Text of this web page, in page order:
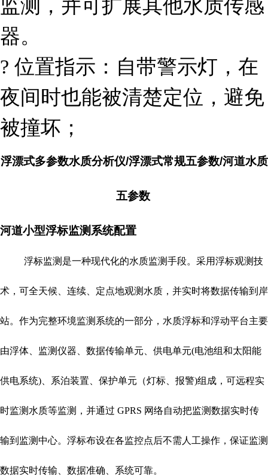
监测，并可扩展其他水质传感
器。
? 位置指示：自带警示灯，在
夜间时也能被清楚定位，避免
被撞坏；
浮漂式多参数水质分析仪/浮漂式常规五参数/河道水质
五参数
河道小型浮标监测系统配置
浮标监测是一种现代化的水质监测手段。采用浮标观测技
术，可全天候、连续、定点地观测水质，并实时将数据传输到岸
站。作为完整环境监测系统的一部分，水质浮标和浮动平台主要
由浮体、监测仪器、数据传输单元、供电单元(电池组和太阳能
供电系统) 、系泊装置、保护单元（灯标、报警)组成，可远程实
时监测水质等监测，并通过 GPRS 网络自动把监测数据实时传
输到监测中心。浮标布设在各监控点后不需人工操作，保证监测
数据实时传输、数据准确、系统可靠。